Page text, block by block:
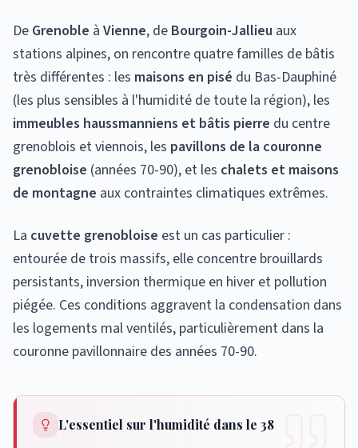
De Grenoble à Vienne, de Bourgoin-Jallieu aux
stations alpines, on rencontre quatre familles de bâtis
très différentes : les maisons en pisé du Bas-Dauphiné
(les plus sensibles à l'humidité de toute la région), les
immeubles haussmanniens et bâtis pierre du centre
grenoblois et viennois, les pavillons de la couronne
grenobloise (années 70-90), et les chalets et maisons
de montagne aux contraintes climatiques extrêmes.
La cuvette grenobloise est un cas particulier :
entourée de trois massifs, elle concentre brouillards
persistants, inversion thermique en hiver et pollution
piégée. Ces conditions aggravent la condensation dans
les logements mal ventilés, particulièrement dans la
couronne pavillonnaire des années 70-90.
L'essentiel sur l'humidité dans le 38